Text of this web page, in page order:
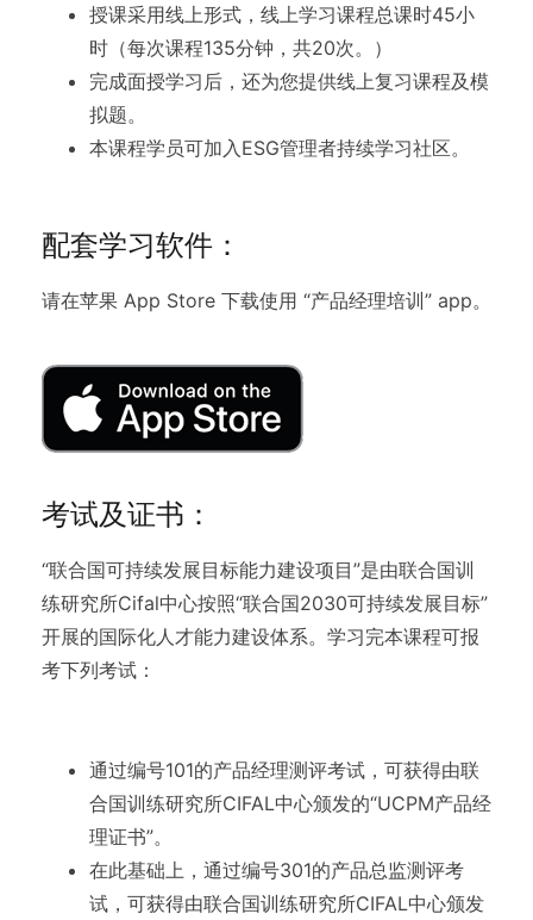
授课采用线上形式，线上学习课程总课时45小
时（每次课程135分钟，共20次。）
完成面授学习后，还为您提供线上复习课程及模
拟题。
本课程学员可加入ESG管理者持续学习社区。
配套学习软件：
请在苹果 App Store 下载使用 “产品经理培训” app。
考试及证书：
“联合国可持续发展目标能力建设项目”是由联合国训
练研究所Cifal中心按照“联合国2030可持续发展目标”
开展的国际化人才能力建设体系。学习完本课程可报
考下列考试：
通过编号101的产品经理测评考试，可获得由联
合国训练研究所CIFAL中心颁发的“UCPM产品经
理证书”。
在此基础上，通过编号301的产品总监测评考
试，可获得由联合国训练研究所CIFAL中心颁发